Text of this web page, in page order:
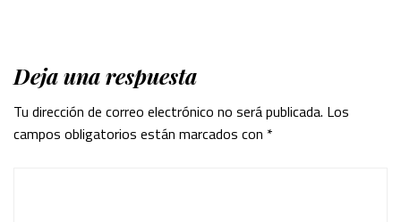
Deja una respuesta
Tu dirección de correo electrónico no será publicada. Los
campos obligatorios están marcados con *